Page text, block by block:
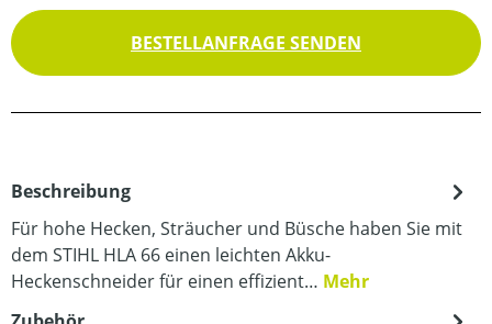
BESTELLANFRAGE SENDEN
Beschreibung
Für hohe Hecken, Sträucher und Büsche haben Sie mit
dem STIHL HLA 66 einen leichten Akku-
Heckenschneider für einen effizient… Mehr